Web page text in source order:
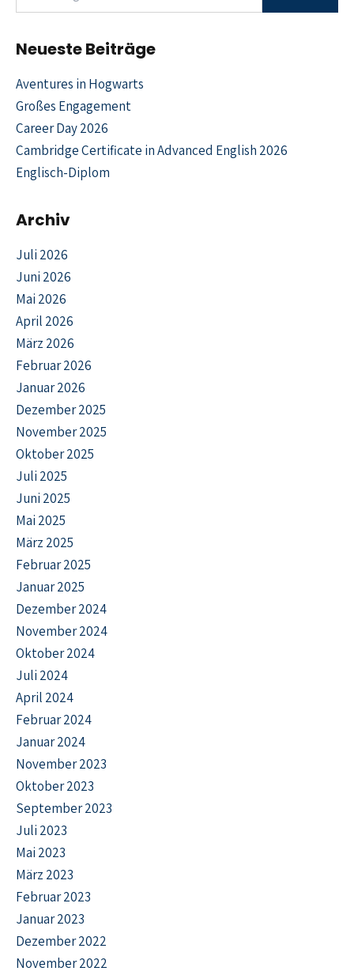
Neueste Beiträge
Aventures in Hogwarts
Großes Engagement
Career Day 2026
Cambridge Certificate in Advanced English 2026
Englisch-Diplom
Archiv
Juli 2026
Juni 2026
Mai 2026
April 2026
März 2026
Februar 2026
Januar 2026
Dezember 2025
November 2025
Oktober 2025
Juli 2025
Juni 2025
Mai 2025
März 2025
Februar 2025
Januar 2025
Dezember 2024
November 2024
Oktober 2024
Juli 2024
April 2024
Februar 2024
Januar 2024
November 2023
Oktober 2023
September 2023
Juli 2023
Mai 2023
März 2023
Februar 2023
Januar 2023
Dezember 2022
November 2022